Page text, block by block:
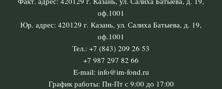
оф.1001
Юр. адрес: 420129 г. Казань, ул. Салиха Батыева, д. 19,
оф.1001
Тел.: +7 (843) 209 26 53
+7 987 297 82 66
E-mail: info@im-fond.ru
График работы: Пн-Пт с 9:00 до 17:00